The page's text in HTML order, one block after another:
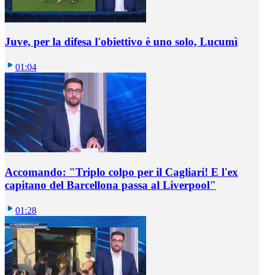
Juve, per la difesa l'obiettivo è uno solo, Lucumì
01:04
Accomando: "Triplo colpo per il Cagliari! E l'ex
capitano del Barcellona passa al Liverpool"
01:28